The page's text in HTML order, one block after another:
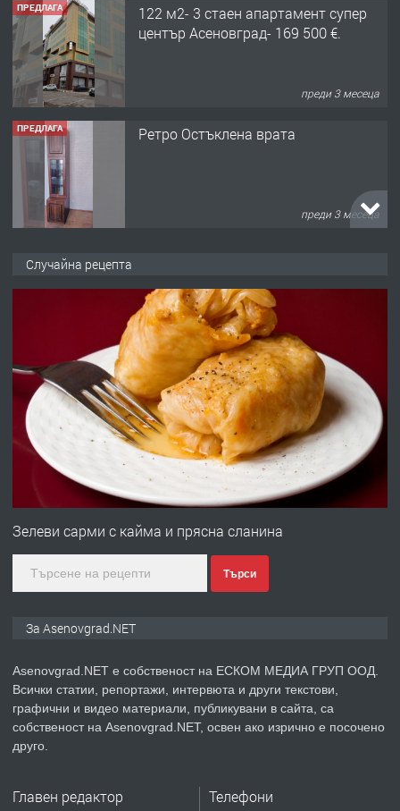
ПРЕДЛАГА
122 м2- 3 стаен апартамент супер
център Асеновград- 169 500 €.
преди 3 месеца
ПРЕДЛАГА Ретро Остъклена врата
преди 3 месеца
преди 10 месеца
ПРЕДЛАГА
Професионална броячна машина -
със сертификат от ЕЦБ
преди 1 година
Професионална зеленчукорезачка
преди 2 години
ПРЕДЛАГА
Давам индивидуалани уроци по
Случайна рецепта
Зелеви сарми с кайма и прясна сланина
Търси
За Asenovgrad.NET
Asenovgrad.NET е собственост на ЕСКОМ МЕДИА ГРУП ООД.
Всички статии, репортажи, интервюта и други текстови,
графични и видео материали, публикувани в сайта, са
собственост на Asenovgrad.NET, освен ако изрично е посочено
друго.
Главен редактор Телефони